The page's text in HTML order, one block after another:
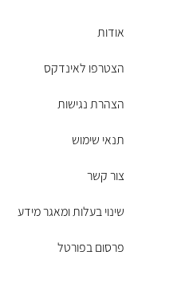
אודות
הצטרפו לאינדקס
הצהרת נגישות
תנאי שימוש
צור קשר
שינוי בעלות ומאגר מידע
פרסום בפורטל